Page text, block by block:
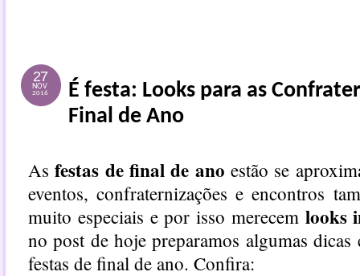
27
NOV
2016
É festa: Looks para as
Final de Ano
Asfestas de final de ano estão se
eventos, confraternizações e encontros
muito especiais e por isso merecem looks
no post de hoje preparamos algumas dicas
festas de final de ano. Confira: